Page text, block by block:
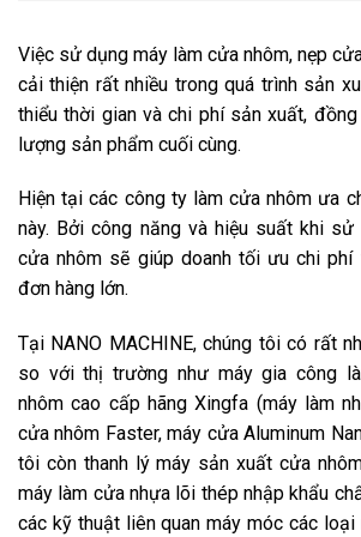
Việc sử dụng máy làm cửa nhôm, nẹp
cải thiện rất nhiều trong quá trình sản
thiểu thời gian và chi phí sản xuất,
lượng sản phẩm cuối cùng.
Hiện tại các công ty làm cửa nhôm ưa
này. Bởi công năng và hiệu suất khi
cửa nhôm sẽ giúp doanh tối ưu chi phí
đơn hàng lớn.
Tại NANO MACHINE, chúng tôi có rất
so với thị trường như máy gia công
nhôm cao cấp hãng Xingfa (máy làm
cửa nhôm Faster, máy cửa Aluminum
tôi còn thanh lý máy sản xuất cửa
máy làm cửa nhựa lõi thép nhập khẩu
các kỹ thuật liên quan máy móc các